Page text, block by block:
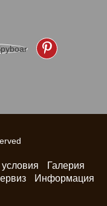
Галерия
Информация